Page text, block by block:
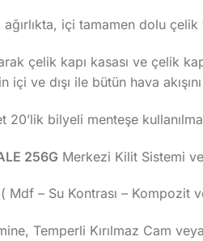
ağırlıkta, içi tamamen dolu
çelik kapı kasası ve çelik
ve dışı ile bütün hava
bilyeli menteşe
256G Merkezi Kilit Sistemi
( Mdf – Su Kontrası –
Temperli Kırılmaz Cam